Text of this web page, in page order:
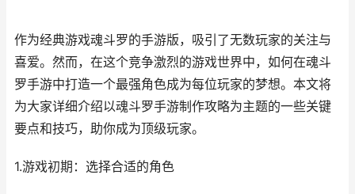
作为经典游戏魂斗罗的手游版，吸引了无数玩家的关注与
喜爱。然而，在这个竞争激烈的游戏世界中，如何在魂斗
罗手游中打造一个最强角色成为每位玩家的梦想。本文将
为大家详细介绍以魂斗罗手游制作攻略为主题的一些关键
要点和技巧，助你成为顶级玩家。
1.游戏初期：选择合适的角色